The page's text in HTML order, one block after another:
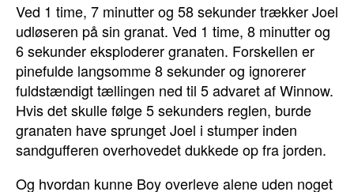
Ved 1 time, 7 minutter og 58 sekunder trækker Joel
udløseren på sin granat. Ved 1 time, 8 minutter og
6 sekunder eksploderer granaten. Forskellen er
pinefulde langsomme 8 sekunder og ignorerer
fuldstændigt tællingen ned til 5 advaret af Winnow.
Hvis det skulle følge 5 sekunders reglen, burde
granaten have sprunget Joel i stumper inden
sandgufferen overhovedet dukkede op fra jorden.
Og hvordan kunne Boy overleve alene uden noget